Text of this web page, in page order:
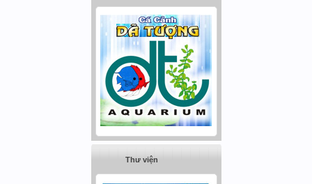
Thư viện